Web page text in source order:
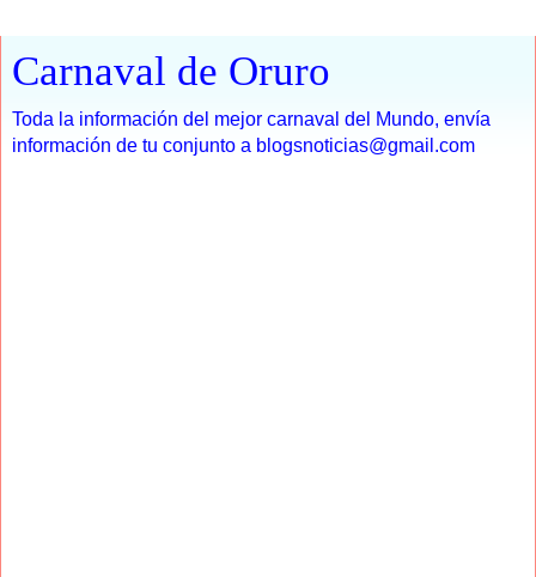
Carnaval de Oruro
Toda la información del mejor carnaval del Mundo, envía
información de tu conjunto a blogsnoticias@gmail.com